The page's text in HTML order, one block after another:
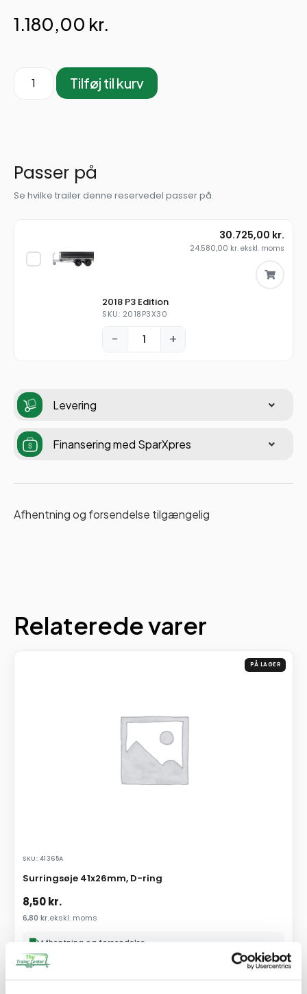
1.180,00 kr.
Tilføj til kurv
Passer på
Se hvilke trailer denne reservedel passer på.
2018 P3 Edition
SKU: 2018P3X30
− +
30.725,00 kr.
24.580,00 kr. ekskl. moms
Levering
Finansering med SparXpres
Afhentning og forsendelse tilgængelig
Relaterede varer
PÅ LAGER
SKU: 41365A
Surringsøje 41x26mm, D-ring
8,50kr.
6,80 kr.ekskl. moms
Afhentning og forsendelse
Se detaljer